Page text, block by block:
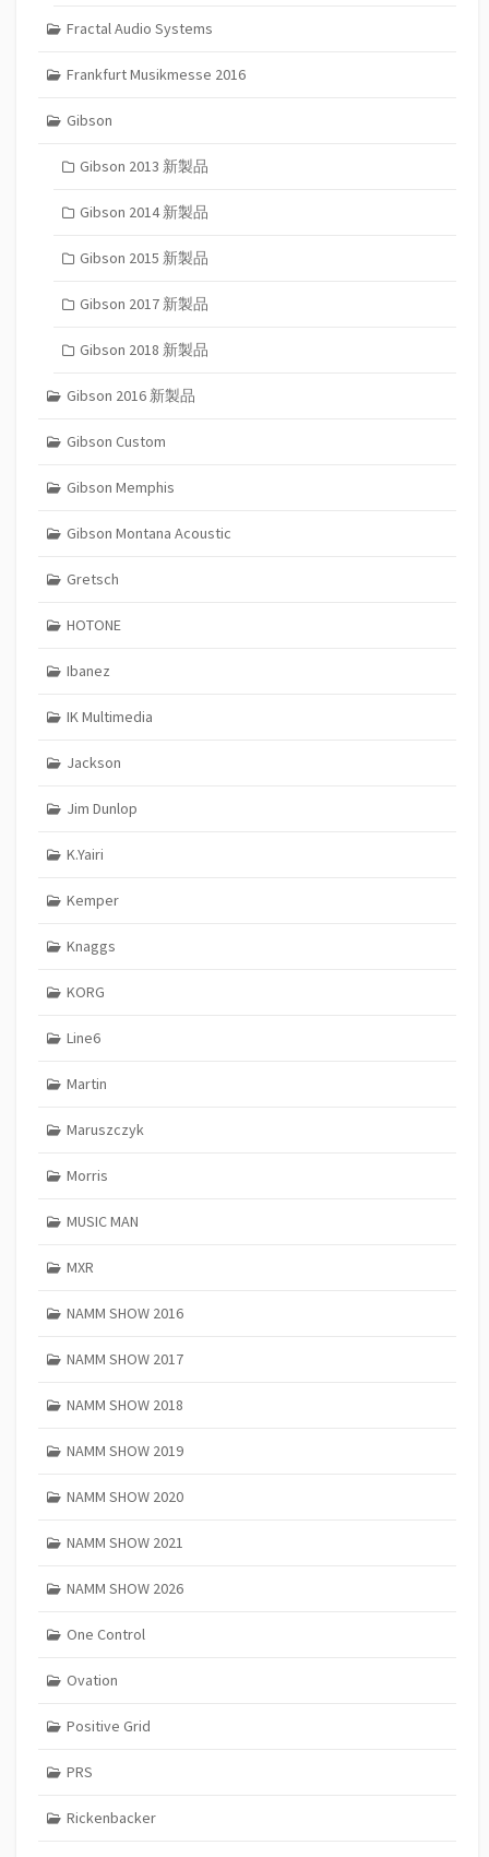
Fractal Audio Systems
Frankfurt Musikmesse 2016
Gibson
Gibson 2013 新製品
Gibson 2014 新製品
Gibson 2015 新製品
Gibson 2017 新製品
Gibson 2018 新製品
Gibson 2016 新製品
Gibson Custom
Gibson Memphis
Gibson Montana Acoustic
Gretsch
HOTONE
Ibanez
IK Multimedia
Jackson
Jim Dunlop
K.Yairi
Kemper
Knaggs
KORG
Line6
Martin
Maruszczyk
Morris
MUSIC MAN
MXR
NAMM SHOW 2016
NAMM SHOW 2017
NAMM SHOW 2018
NAMM SHOW 2019
NAMM SHOW 2020
NAMM SHOW 2021
NAMM SHOW 2026
One Control
Ovation
Positive Grid
PRS
Rickenbacker